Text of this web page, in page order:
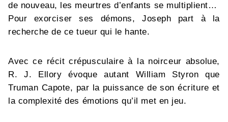
de nouveau, les meurtres d’enfants se multiplient…
Pour exorciser ses démons, Joseph part à la
recherche de ce tueur qui le hante.
Avec ce récit crépusculaire à la noirceur absolue,
R. J. Ellory évoque autant William Styron que
Truman Capote, par la puissance de son écriture et
la complexité des émotions qu’il met en jeu.